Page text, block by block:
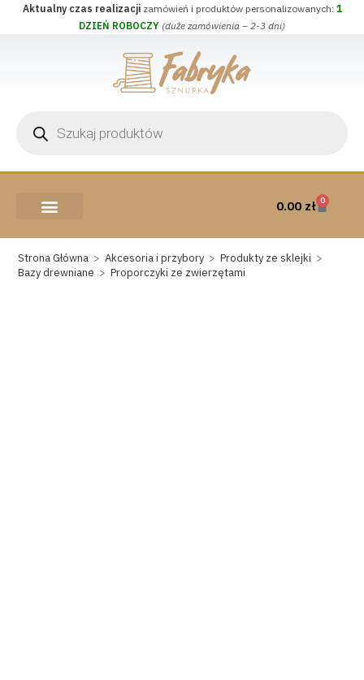
Aktualny czas realizacjizamówień i produktów personalizowanych: 1
DZIEŃ ROBOCZY (duże zamówienia – 2-3 dni)
0.00 zł 0
Strona Główna > Akcesoria i przybory > Produkty ze sklejki >
Bazy drewniane > Proporczyki ze zwierzętami